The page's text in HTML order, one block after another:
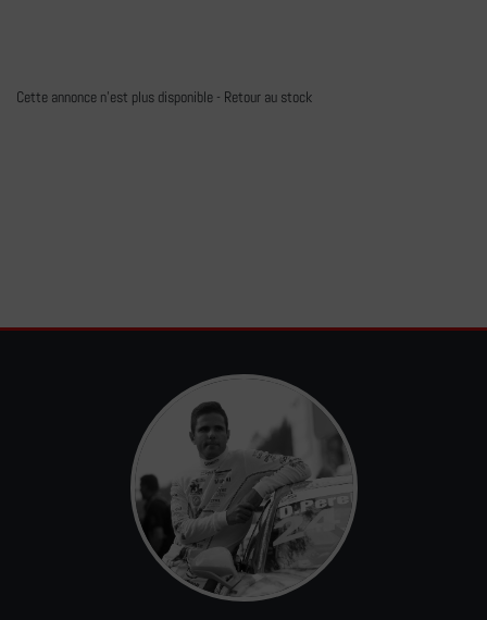
Cette annonce n'est plus disponible - Retour au stock